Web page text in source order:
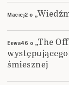
Maciej2 o
Eewa46 o „The
śmiesznej